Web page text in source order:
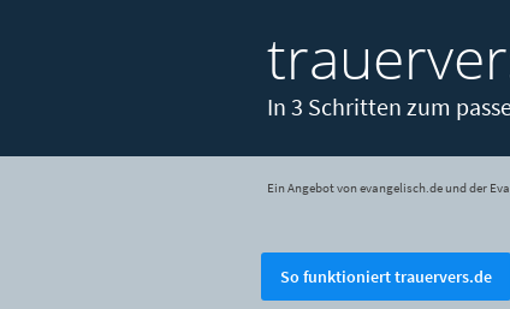
In 3 Schritten zum
Ein Angebot von evangelisch.de und der
So funktioniert trauervers.de